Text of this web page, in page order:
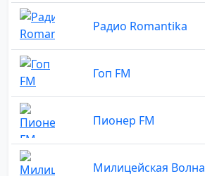
Радио Romantika
Гоп FM
Пионер FM
Милицейская Волна